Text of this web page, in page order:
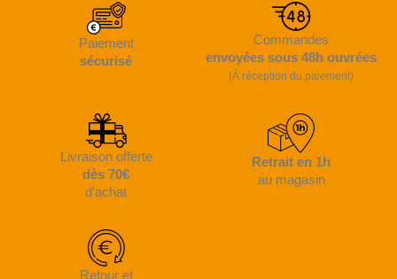
Paiement
sécurisé
Commandes
envoyées sous 48h ouvrées
(À réception du paiement)
Livraison offerte
dès 70€
d'achat
Retrait en 1h
au magasin
Retour et